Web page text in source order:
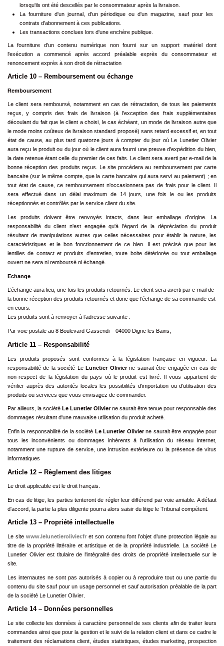
lorsqu'ils ont été descellés par le consommateur après la livraison.
La fourniture d'un journal, d'un périodique ou d'un magazine, sauf pour les
contrats d'abonnement à ces publications.
Les transactions conclues lors d'une enchère publique.
La fourniture d'un contenu numérique non fourni sur un support matériel dont
l'exécution a commencé après accord préalable exprès du consommateur et
renoncement exprès à son droit de rétractation
Article 10 – Remboursement ou échange
Remboursement
Le client sera remboursé, notamment en cas de rétractation, de tous les paiements
reçus, y compris des frais de livraison (à l'exception des frais supplémentaires
découlant du fait que le client a choisi, le cas échéant, un mode de livraison autre que
le mode moins coûteux de livraison standard proposé) sans retard excessif et, en tout
état de cause, au plus tard quatorze jours à compter du jour où Le Lunetier Olivier
aura reçu le produit ou du jour où le client aura fourni une preuve d'expédition du bien,
la date retenue étant celle du premier de ces faits. Le client sera averti par e-mail de la
bonne réception des produits reçus. Le site procédera au remboursement par carte
bancaire (sur le même compte, que la carte bancaire qui aura servi au paiement) ; en
tout état de cause, ce remboursement n'occasionnera pas de frais pour le client. Il
sera effectué dans un délai maximum de 14 jours, une fois le ou les produits
réceptionnés et contrôlés par le service client du site.
Les produits doivent être renvoyés intacts, dans leur emballage d’origine. La
responsabilité du client n'est engagée qu'à l'égard de la dépréciation du produit
résultant de manipulations autres que celles nécessaires pour établir la nature, les
caractéristiques et le bon fonctionnement de ce bien. Il est précisé que pour les
lentilles de contact et produits d'entretien, toute boite détériorée ou tout emballage
ouvert ne sera ni remboursé ni échangé.
Echange
L’échange aura lieu, une fois les produits retournés. Le client sera averti par e-mail de
la bonne réception des produits retournés et donc que l’échange de sa commande est
en cours.
Les produits sont à renvoyer à l’adresse suivante :
Par voie postale au 8 Boulevard Gassendi – 04000 Digne les Bains,
Article 11 – Responsabilité
Les produits proposés sont conformes à la législation française en vigueur. La
responsabilité de la société LeLunetier Olivierne saurait être engagée en cas de
non-respect de la législation du pays où le produit est livré. Il vous appartient de
vérifier auprès des autorités locales les possibilités d'importation ou d'utilisation des
produits ou services que vous envisagez de commander.
Par ailleurs, la société Le Lunetier Olivierne saurait être tenue pour responsable des
dommages résultant d'une mauvaise utilisation du produit acheté.
Enfin la responsabilité de la société Le Lunetier Olivierne saurait être engagée pour
tous les inconvénients ou dommages inhérents à l'utilisation du réseau Internet,
notamment une rupture de service, une intrusion extérieure ou la présence de virus
informatiques
Article 12 – Règlement des litiges
Le droit applicable est le droit français.
En cas de litige, les parties tenteront de régler leur différend par voie amiable. A défaut
d'accord, la partie la plus diligente pourra alors saisir du litige le Tribunal compétent.
Article 13 – Propriété intellectuelle
Le site www.lelunetierolivier.fr et son contenu font l’objet d’une protection légale au
titre de la propriété littéraire et artistique et de la propriété industrielle. La société Le
Lunetier Olivier est titulaire de l'intégralité des droits de propriété intellectuelle sur le
site.
Les internautes ne sont pas autorisés à copier ou à reproduire tout ou une partie du
contenu du site sauf pour un usage personnel et sauf autorisation préalable de la part
de la société Le Lunetier Olivier
Article 14 – Données personnelles
Le site collecte les données à caractère personnel de ses clients afin de traiter leurs
commandes ainsi que pour la gestion et le suivi de la relation client et dans ce cadre le
traitement des réclamations client, études statistiques, études marketing, prospection